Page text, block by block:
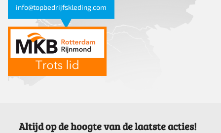
info@topbedrijfskleding.com
Altijd op de hoogte van de laatste acties!